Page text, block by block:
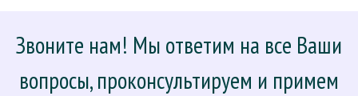
Звоните нам! Мы ответим на все Ваши
вопросы, проконсультируем и примем